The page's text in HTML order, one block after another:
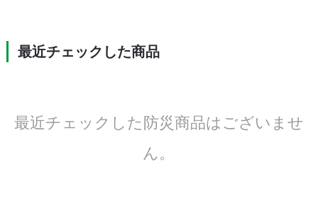
最近チェックした商品
最近チェックした防災商品はございませ
ん。